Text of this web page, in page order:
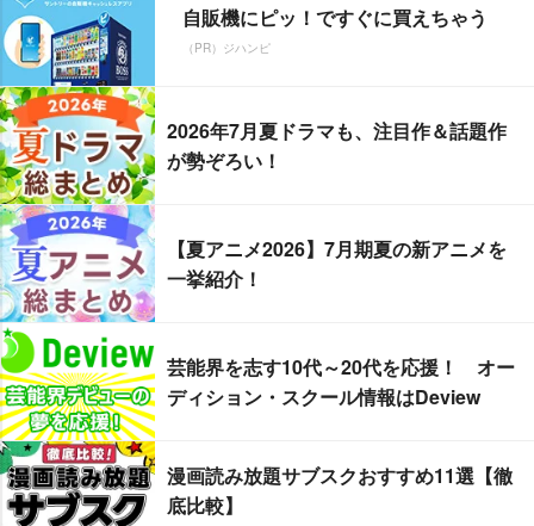
自販機にピッ！ですぐに買えちゃう
（PR）ジハンピ
2026年7月夏ドラマも、注目作＆話題作
が勢ぞろい！
【夏アニメ2026】7月期夏の新アニメを
一挙紹介！
芸能界を志す10代～20代を応援！ オー
ディション・スクール情報はDeview
漫画読み放題サブスクおすすめ11選【徹
底比較】